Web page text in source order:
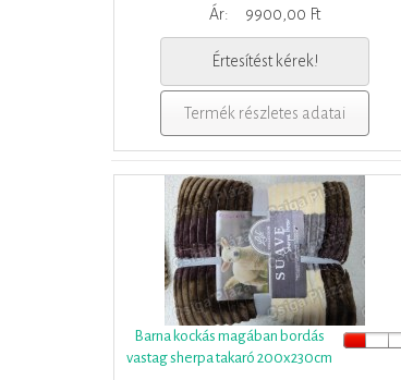
Ár: 9900,00 Ft
Értesítést kérek!
Termék részletes adatai
Barna kockás magában bordás
vastag sherpa takaró 200x230cm